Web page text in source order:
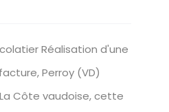
Réalisation d'une
Perroy (VD)
Côte vaudoise, cette